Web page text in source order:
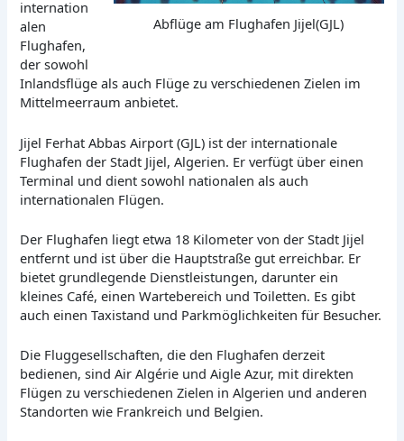
Abflüge am Flughafen Jijel(GJL)
internation
alen
Flughafen,
der sowohl
Inlandsflüge als auch Flüge zu verschiedenen Zielen im
Mittelmeerraum anbietet.
Jijel Ferhat Abbas Airport (GJL) ist der internationale
Flughafen der Stadt Jijel, Algerien. Er verfügt über einen
Terminal und dient sowohl nationalen als auch
internationalen Flügen.
Der Flughafen liegt etwa 18 Kilometer von der Stadt Jijel
entfernt und ist über die Hauptstraße gut erreichbar. Er
bietet grundlegende Dienstleistungen, darunter ein
kleines Café, einen Wartebereich und Toiletten. Es gibt
auch einen Taxistand und Parkmöglichkeiten für Besucher.
Die Fluggesellschaften, die den Flughafen derzeit
bedienen, sind Air Algérie und Aigle Azur, mit direkten
Flügen zu verschiedenen Zielen in Algerien und anderen
Standorten wie Frankreich und Belgien.